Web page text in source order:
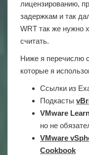
лицензированию,
задержкам и так
WRT так же нужно
считать.
Ниже я перечислю
которые я
Ссылки из
Подкасты
VMware
но не
VMware
Cookbook